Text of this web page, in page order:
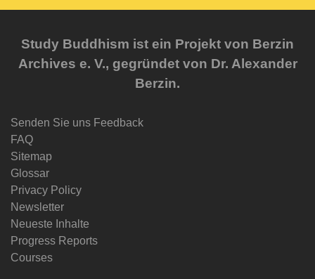
Study Buddhism ist ein Projekt von Berzin
Archives e. V., gegründet von Dr. Alexander
Berzin.
Senden Sie uns Feedback
FAQ
Sitemap
Glossar
Privacy Policy
Newsletter
Neueste Inhalte
Progress Reports
Courses